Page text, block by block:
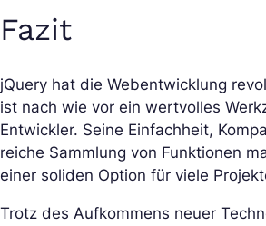
Fazit
jQuery hat die Webentwicklung
ist nach wie vor ein wertvolles
Entwickler. Seine Einfachheit,
reiche Sammlung von Funktionen
einer soliden Option für viele
Trotz des Aufkommens neuer